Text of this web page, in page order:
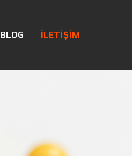
BLOG İLETIŞIM